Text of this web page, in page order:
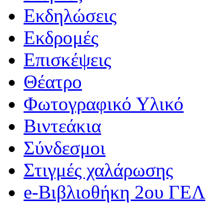
Εκδηλώσεις
Εκδρομές
Επισκέψεις
Θέατρο
Φωτογραφικό Υλικό
Βιντεάκια
Σύνδεσμοι
Στιγμές χαλάρωσης
e-Βιβλιοθήκη 2ου ΓΕΛ